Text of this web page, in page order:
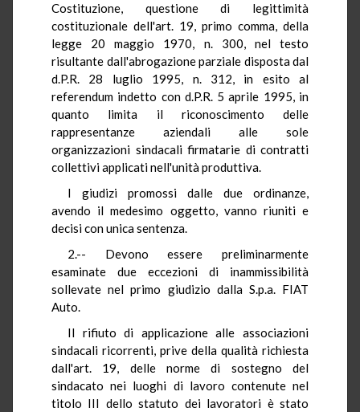
Costituzione, questione di legittimità
costituzionale dell'art. 19, primo comma, della
legge 20 maggio 1970, n. 300, nel testo
risultante dall'abrogazione parziale disposta dal
d.P.R. 28 luglio 1995, n. 312, in esito al
referendum indetto con d.P.R. 5 aprile 1995, in
quanto limita il riconoscimento delle
rappresentanze aziendali alle sole
organizzazioni sindacali firmatarie di contratti
collettivi applicati nell'unità produttiva.
I giudizi promossi dalle due ordinanze,
avendo il medesimo oggetto, vanno riuniti e
decisi con unica sentenza.
2.-- Devono essere preliminarmente
esaminate due eccezioni di inammissibilità
sollevate nel primo giudizio dalla S.p.a. FIAT
Auto.
Il rifiuto di applicazione alle associazioni
sindacali ricorrenti, prive della qualità richiesta
dall'art. 19, delle norme di sostegno del
sindacato nei luoghi di lavoro contenute nel
titolo III dello statuto dei lavoratori è stato